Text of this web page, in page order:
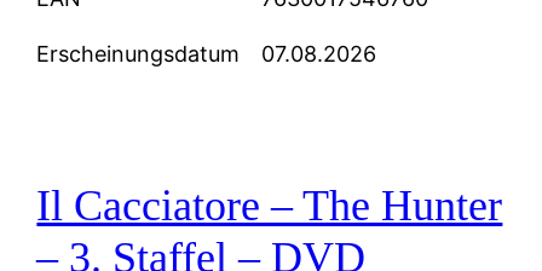
Erscheinungsdatum 07.08.2026
Il Cacciatore – The Hunter
– 3. Staffel – DVD